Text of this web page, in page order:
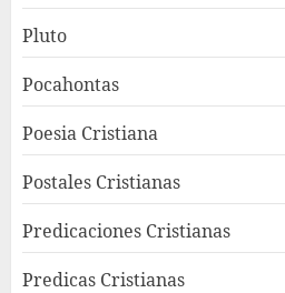
Pluto
Pocahontas
Poesia Cristiana
Postales Cristianas
Predicaciones Cristianas
Predicas Cristianas